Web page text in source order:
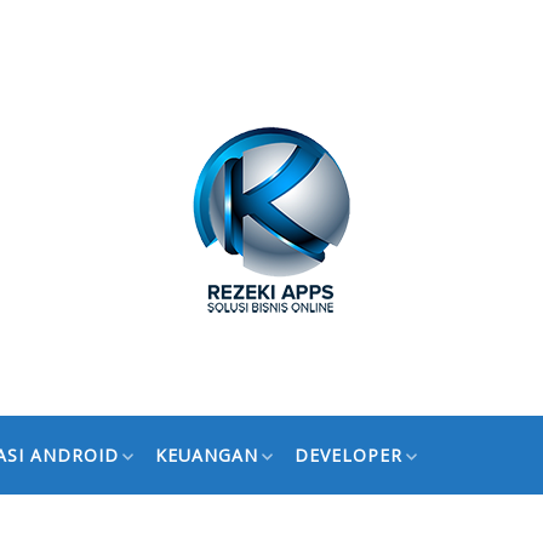
ANDROID KEUANGAN DEVELOPER